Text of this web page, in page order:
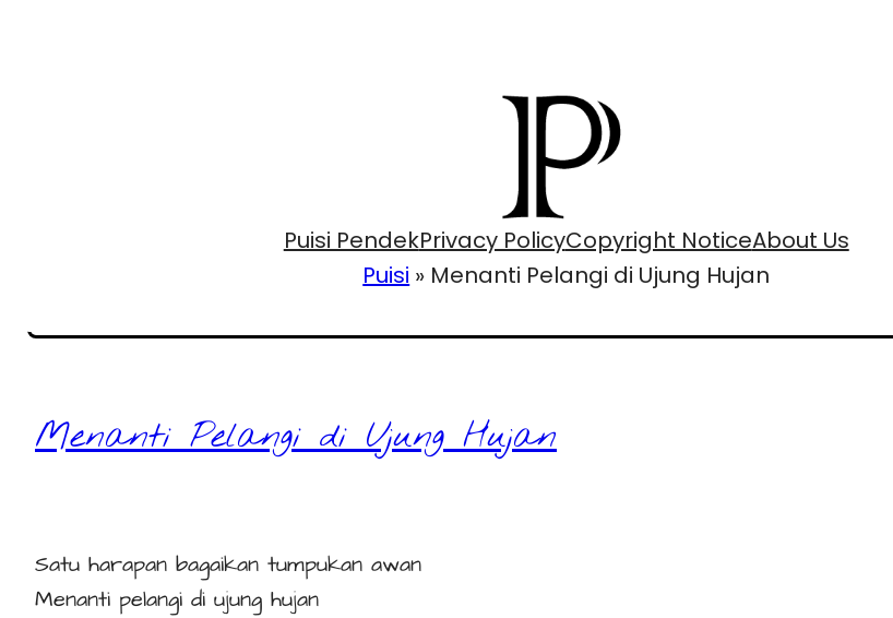
Puisi PendekPrivacy PolicyCopyright NoticeAbout Us
Puisi » Menanti Pelangi di Ujung Hujan
Menanti Pelangi di Ujung Hujan
Satu harapan bagaikan tumpukan awan
Menanti pelangi di ujung hujan